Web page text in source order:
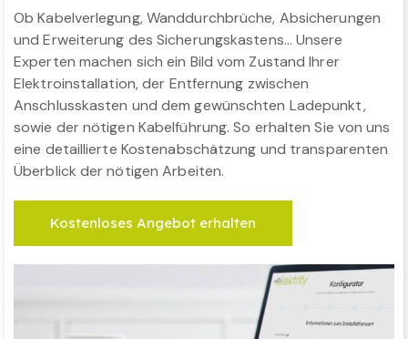
Ob Kabelverlegung, Wanddurchbrüche, Absicherungen
und Erweiterung des Sicherungskastens… Unsere
Experten machen sich ein Bild vom Zustand Ihrer
Elektroinstallation, der Entfernung zwischen
Anschlusskasten und dem gewünschten Ladepunkt,
sowie der nötigen Kabelführung. So erhalten Sie von uns
eine detaillierte Kostenabschätzung und transparenten
Überblick der nötigen Arbeiten.
Kostenloses Angebot erhalten